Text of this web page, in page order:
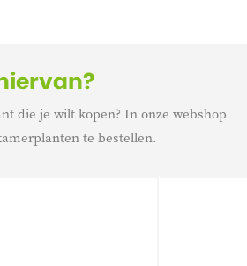
naast de groene basiskleur.
die je wilt kopen? In onze webshop
te bestellen.